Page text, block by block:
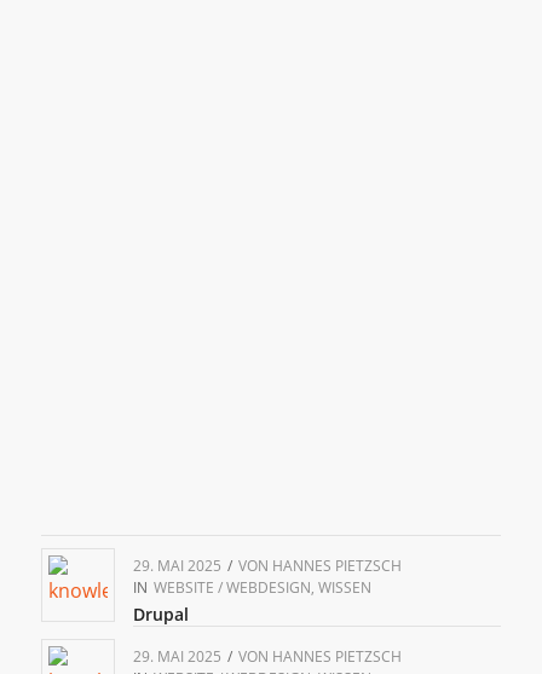
29. MAI 2025 / VON HANNES PIETZSCH
IN WEBSITE / WEBDESIGN, WISSEN
Drupal
29. MAI 2025 / VON HANNES PIETZSCH